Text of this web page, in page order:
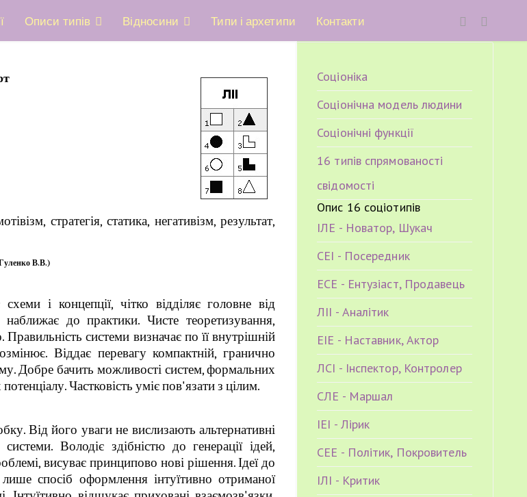
Описи типів Відносини Типи і архетипи Контакти
стратегія, статика, негативізм, результат,
В.В.)
і концепції, чітко відділяє головне від
до практики. Чисте теоретизування,
системи визначає по її внутрішній
Віддає перевагу компактній, гранично
Добре бачить можливості систем, формальних
Частковість уміє пов'язати з цілим.
Від його уваги не вислизають альтернативні
Володіє здібністю до генерації ідей,
висуває принципово нові рішення. Ідеї до
спосіб оформлення інтуїтивно отриманої
Соціоніка
Соціонічна модель людини
Соціонічні функції
16 типів спрямованості
свідомості
Опис 16 соціотипів
ІЛЕ - Новатор, Шукач
СЕІ - Посередник
ЕСЕ - Ентузіаст, Продавець
ЛІІ - Аналітик
ЕІЕ - Наставник, Актор
ЛСІ - Інспектор, Контролер
СЛЕ - Маршал
ІЕІ - Лірик
СЕЕ - Політик, Покровитель
ІЛІ - Критик